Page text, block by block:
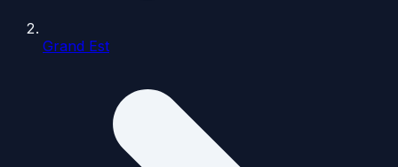
Grand Est